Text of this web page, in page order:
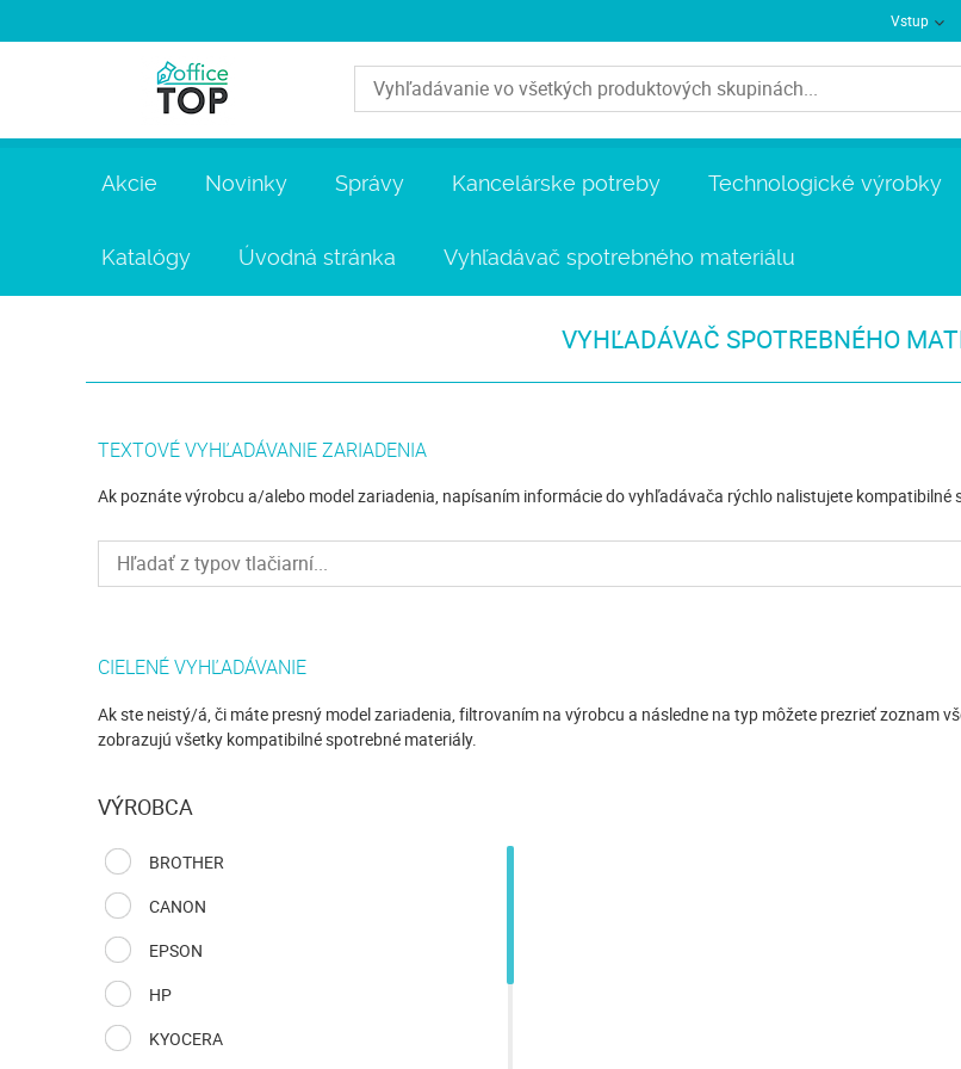
Vstup
Akcie Novinky Správy Kancelárske potreby Technologické výrobky
Katalógy Úvodná stránka Vyhľadávač spotrebného materiálu
VYHĽADÁVAČ SPOTREBNÉHO
TEXTOVÉ VYHĽADÁVANIE ZARIADENIA
Ak poznáte výrobcu a/alebo model zariadenia, napísaním informácie do vyhľadávača rýchlo nalistujete kompatibilné
CIELENÉ VYHĽADÁVANIE
Ak ste neistý/á, či máte presný model zariadenia, filtrovaním na výrobcu a následne na typ môžete prezrieť zoznam
zobrazujú všetky kompatibilné spotrebné materiály.
VÝROBCA
BROTHER
CANON
EPSON
HP
KYOCERA